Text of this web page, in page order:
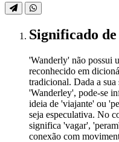
Significado
'Wanderly' não possui
reconhecido em
tradicional. Dada a sua
'Wanderley', pode-se
ideia de 'viajante' ou
seja especulativa. No
significa 'vagar',
conexão com